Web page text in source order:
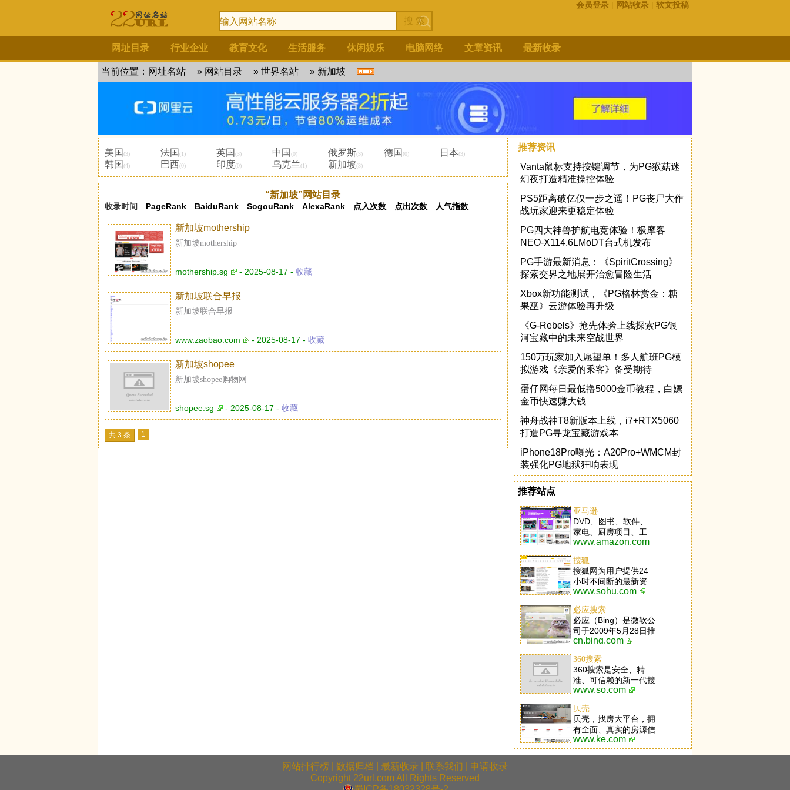
会员登录 | 网站收录 | 软文投稿
网址目录 行业企业 教育文化 生活服务 休闲娱乐 电脑网络 文章资讯 最新收录
当前位置： 网址名站 » 网站目录 » 世界名站 » 新加坡
美国 (3) 法国 (1) 英国 (3) 中国 (0) 俄罗斯(3) 德国 (0) 日本(3)
韩国 (4) 巴西(0) 印度(0) 乌克兰(1) 新加坡(3)
“新加坡”网站目录
收录时间 PageRank BaiduRank SogouRank AlexaRank 点入次数 点出次数 人气指数
新加坡mothership
新加坡mothership
mothership.sg - 2025-08-17 - 收藏
新加坡联合早报
新加坡联合早报
www.zaobao.com - 2025-08-17 - 收藏
新加坡shopee
新加坡shopee购物网
shopee.sg - 2025-08-17 - 收藏
共 3 条 1
推荐资讯
Vanta鼠标支持按键调节，为PG猴菇迷
幻夜打造精准操控体验
PS5距离破亿仅一步之遥！PG丧尸大作
战玩家迎来更稳定体验
PG四大神兽护航电竞体验！极摩客
NEO-X114.6LMoDT台式机发布
PG手游最新消息：《SpiritCrossing》
探索交界之地展开治愈冒险生活
Xbox新功能测试，《PG格林赏金：糖
果巫》云游体验再升级
《G-Rebels》抢先体验上线探索PG银
河宝藏中的未来空战世界
150万玩家加入愿望单！多人航班PG模
拟游戏《亲爱的乘客》备受期待
蛋仔网每日最低撸5000金币教程，白嫖
金币快速赚大钱
神舟战神T8新版本上线，i7+RTX5060
打造PG寻龙宝藏游戏本
iPhone18Pro曝光：A20Pro+WMCM封
装强化PG地狱狂响表现
推荐站点
亚马逊
DVD、图书、软件、
家电、厨房项目、工
具、草坪和庭院项目、
品、鲜美食品、首饰、
手表、健康和个人关心
项目、美容品、乐器等
等应有尽有。
www.amazon.com
搜狐
搜狐网为用户提供24
小时不间断的最新资
讯，及搜索、邮件等网
热点事件、突发新闻、
时事评论、热播影视
剧、体育赛事、行业动
态、生活服务信息，以
及论坛、博客、微博、
我的搜狐等互动空间。
www.sohu.com
必应搜索
必应（Bing）是微软公
司于2009年5月28日推
出的全新搜索引擎服
特功能，包括每日首页
美图，与Windows 8.1
深度融合的超级搜索功
能，以及崭新的搜索结
果导航模式等。用户可
登录微软必应首页，打
开内置于Windows8操
作系统的必应应用，或
直接按下Windows
Phone手机搜索按钮，
cn.bing.com
360搜索
360搜索是安全、精
准、可信赖的新一代搜
索引擎，依托于360母
拦截各类钓鱼欺诈等恶
意网站，提供更放心的
搜索服务。 360搜索
so靠谱。
www.so.com
贝壳
贝壳，找房大平台，拥
有全面、真实的房源信
息，以及VR看房、房
屋估价、智能推荐等业
www.ke.com
网站排行榜 数据归档 最新收录 联系我们
申请收录
Copyright 22url.com All Rights Reserved